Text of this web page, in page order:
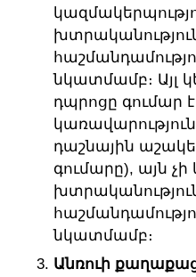
նկատմամբ։ Այլ
դպրոցը գումար
դաշնային
գումարը), այն չի
նկատմամբ։
Անռուի